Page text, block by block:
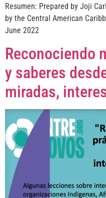
Resumen: Prepared by Joji
by the Central American
June 2022
Reconociendo
y saberes
miradas,